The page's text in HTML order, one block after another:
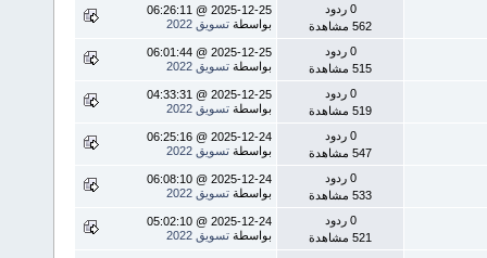
0 ردود
562 مشاهدة
2025-12-25 @ 06:26:11
بواسطة تسويق 2022
0 ردود
515 مشاهدة
2025-12-25 @ 06:01:44
بواسطة تسويق 2022
0 ردود
519 مشاهدة
2025-12-25 @ 04:33:31
بواسطة تسويق 2022
0 ردود
547 مشاهدة
2025-12-24 @ 06:25:16
بواسطة تسويق 2022
0 ردود
533 مشاهدة
2025-12-24 @ 06:08:10
بواسطة تسويق 2022
0 ردود
521 مشاهدة
2025-12-24 @ 05:02:10
بواسطة تسويق 2022